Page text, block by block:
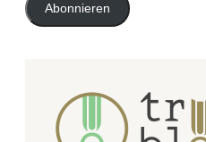
Abonnieren